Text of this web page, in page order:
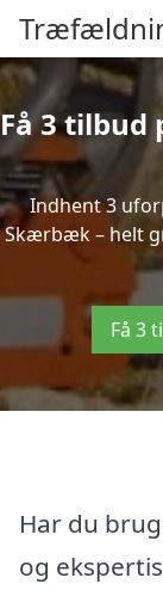
Få 3
Indhent 3
Skærbæk – helt
Få 3
Har du
og